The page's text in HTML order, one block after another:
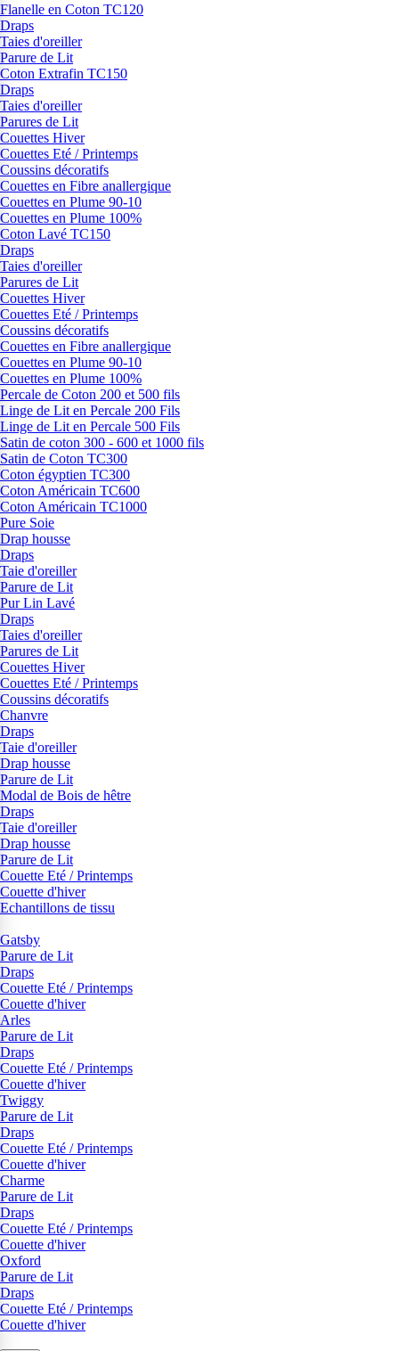
Flanelle en Coton TC120
Draps
Taies d'oreiller
Parure de Lit
Coton Extrafin TC150
Draps
Taies d'oreiller
Parures de Lit
Couettes Hiver
Couettes Eté / Printemps
Coussins décoratifs
Couettes en Fibre anallergique
Couettes en Plume 90-10
Couettes en Plume 100%
Coton Lavé TC150
Draps
Taies d'oreiller
Parures de Lit
Couettes Hiver
Couettes Eté / Printemps
Coussins décoratifs
Couettes en Fibre anallergique
Couettes en Plume 90-10
Couettes en Plume 100%
Percale de Coton 200 et 500 fils
Linge de Lit en Percale 200 Fils
Linge de Lit en Percale 500 Fils
Satin de coton 300 - 600 et 1000 fils
Satin de Coton TC300
Coton égyptien TC300
Coton Américain TC600
Coton Américain TC1000
Pure Soie
Drap housse
Draps
Taie d'oreiller
Parure de Lit
Pur Lin Lavé
Draps
Taies d'oreiller
Parures de Lit
Couettes Hiver
Couettes Eté / Printemps
Coussins décoratifs
Chanvre
Draps
Taie d'oreiller
Drap housse
Parure de Lit
Modal de Bois de hêtre
Draps
Taie d'oreiller
Drap housse
Parure de Lit
Couette Eté / Printemps
Couette d'hiver
Echantillons de tissu
Gatsby
Parure de Lit
Draps
Couette Eté / Printemps
Couette d'hiver
Arles
Parure de Lit
Draps
Couette Eté / Printemps
Couette d'hiver
Twiggy
Parure de Lit
Draps
Couette Eté / Printemps
Couette d'hiver
Charme
Parure de Lit
Draps
Couette Eté / Printemps
Couette d'hiver
Oxford
Parure de Lit
Draps
Couette Eté / Printemps
Couette d'hiver